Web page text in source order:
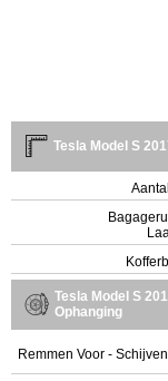
Tesla Model S
Tesla Model S
Ophanging
Remmen Voor -